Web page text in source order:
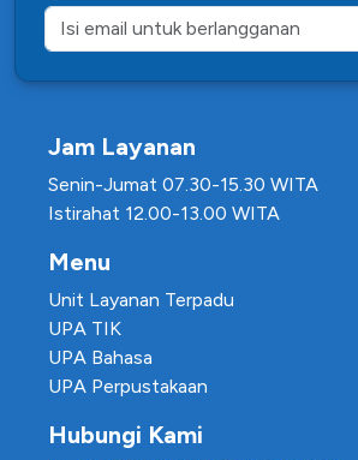
Jam Layanan
Senin-Jumat 07.30-15.30 WITA
Istirahat 12.00-13.00 WITA
Menu
Unit Layanan Terpadu
UPA TIK
UPA Bahasa
UPA Perpustakaan
Hubungi Kami